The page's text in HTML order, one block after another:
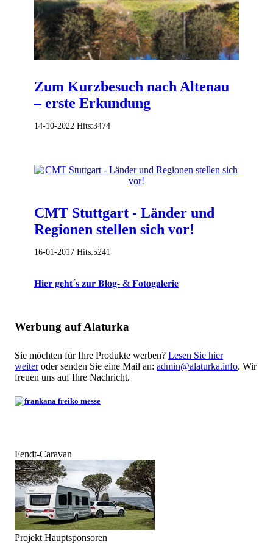
Zum Kurzbesuch nach Altenau
– erste Erkundung
14-10-2022 Hits:3474
CMT Stuttgart - Länder und
Regionen stellen sich vor!
16-01-2017 Hits:5241
𝐇𝐢𝐞𝐫 𝐠𝐞𝐡𝐭´𝐬 𝐳𝐮𝐫 𝐁𝐥𝐨𝐠- & 𝐅𝐨𝐭𝐨𝐠𝐚𝐥𝐞𝐫𝐢𝐞
Werbung auf Alaturka
Sie möchten für Ihre Produkte werben? Lesen Sie hier
weiteroder senden Sie eine Mail an: admin@alaturka.info. Wir
freuen uns auf Ihre Nachricht.
Fendt-Caravan
Projekt Hauptsponsoren